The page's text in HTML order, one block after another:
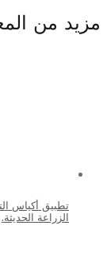
من
تطبيق أكياس التغليف
الزراعة الحديثة.